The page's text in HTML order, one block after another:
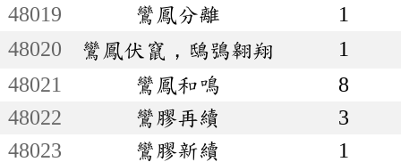
48019
鸞鳳分離
1
48020
鸞鳳伏竄，鴟鴞翱翔
1
48021
鸞鳳和鳴
8
48022
鸞膠再續
3
48023
鸞膠新續
1